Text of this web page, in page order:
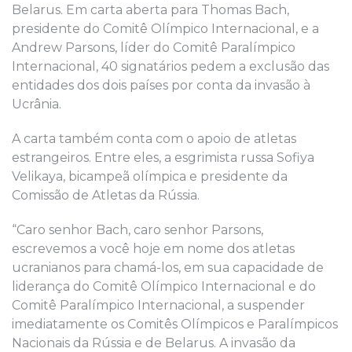
Belarus. Em carta aberta para Thomas Bach,
presidente do Comitê Olímpico Internacional, e a
Andrew Parsons, líder do Comitê Paralímpico
Internacional, 40 signatários pedem a exclusão das
entidades dos dois países por conta da invasão à
Ucrânia.
A carta também conta com o apoio de atletas
estrangeiros. Entre eles, a esgrimista russa Sofiya
Velikaya, bicampeã olímpica e presidente da
Comissão de Atletas da Rússia.
“Caro senhor Bach, caro senhor Parsons,
escrevemos a você hoje em nome dos atletas
ucranianos para chamá-los, em sua capacidade de
liderança do Comitê Olímpico Internacional e do
Comitê Paralímpico Internacional, a suspender
imediatamente os Comitês Olímpicos e Paralímpicos
Nacionais da Rússia e de Belarus. A invasão da